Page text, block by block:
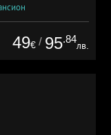
49€ / 95.84
лв.